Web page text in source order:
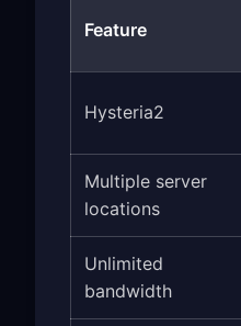
Feature
Hysteria2
Multiple server
locations
Unlimited
bandwidth